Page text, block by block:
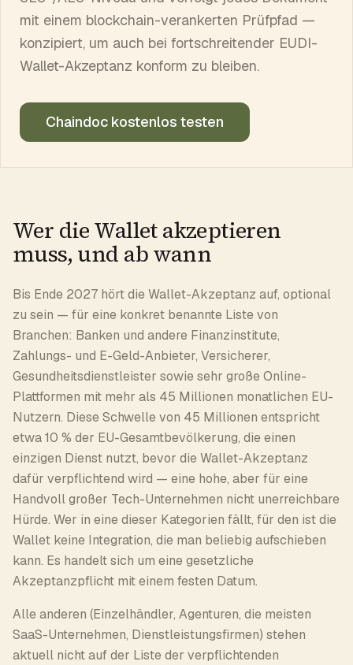
mit einem blockchain-verankerten Prüfpfad —
konzipiert, um auch bei fortschreitender EUDI-
Wallet-Akzeptanz konform zu bleiben.
Chaindoc kostenlos testen
Wer die Wallet akzeptieren
muss, und ab wann
Bis Ende 2027 hört die Wallet-Akzeptanz auf, optional
zu sein — für eine konkret benannte Liste von
Branchen: Banken und andere Finanzinstitute,
Zahlungs- und E-Geld-Anbieter, Versicherer,
Gesundheitsdienstleister sowie sehr große Online-
Plattformen mit mehr als 45 Millionen monatlichen EU-
Nutzern. Diese Schwelle von 45 Millionen entspricht
etwa 10 % der EU-Gesamtbevölkerung, die einen
einzigen Dienst nutzt, bevor die Wallet-Akzeptanz
dafür verpflichtend wird — eine hohe, aber für eine
Handvoll großer Tech-Unternehmen nicht unerreichbare
Hürde. Wer in eine dieser Kategorien fällt, für den ist die
Wallet keine Integration, die man beliebig aufschieben
kann. Es handelt sich um eine gesetzliche
Akzeptanzpflicht mit einem festen Datum.
Alle anderen (Einzelhändler, Agenturen, die meisten
SaaS-Unternehmen, Dienstleistungsfirmen) stehen
aktuell nicht auf der Liste der verpflichtenden